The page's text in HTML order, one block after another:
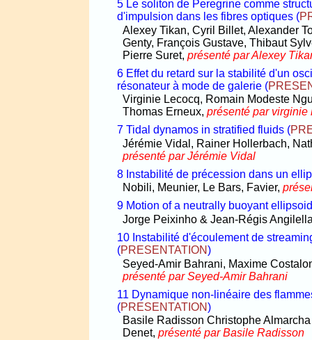
5 Le soliton de Peregrine comme
d'impulsion dans les fibres optiques (
Alexey Tikan, Cyril Billet, Alexander
Genty, François Gustave, Thibaut
Pierre Suret, présenté par Alexey
6 Effet du retard sur la stabilité d'un
résonateur à mode de galerie (
Virginie Lecocq, Romain Modeste
Thomas Erneux, présenté par virginie
7 Tidal dynamos in stratified fluids (
Jérémie Vidal, Rainer Hollerbach,
présenté par Jérémie Vidal
8 Instabilité de précession dans un
Nobili, Meunier, Le Bars, Favier,
9 Motion of a neutrally buoyant
Jorge Peixinho & Jean-Régis
10 Instabilité d'écoulement de
(PRESENTATION)
Seyed-Amir Bahrani, Maxime
présenté par Seyed-Amir Bahrani
11 Dynamique non-linéaire des
(PRESENTATION)
Basile Radisson Christophe
Denet, présenté par Basile Radisson